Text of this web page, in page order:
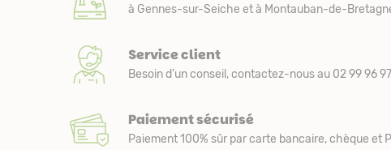
à Gennes-sur-Seiche et à Montauban-de-
Service client
Besoin d’un conseil, contactez-nous au 02 99 96
Paiement sécurisé
Paiement 100% sûr par carte bancaire, chèque et